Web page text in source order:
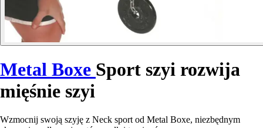
Metal Boxe Sport szyi rozwija
mięśnie szyi
Wzmocnij swoją szyję z Neck sport od Metal Boxe, niezbędnym